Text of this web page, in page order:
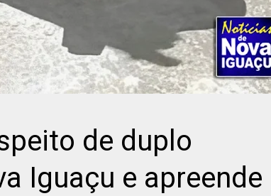
de duplo
Iguaçu e apreende